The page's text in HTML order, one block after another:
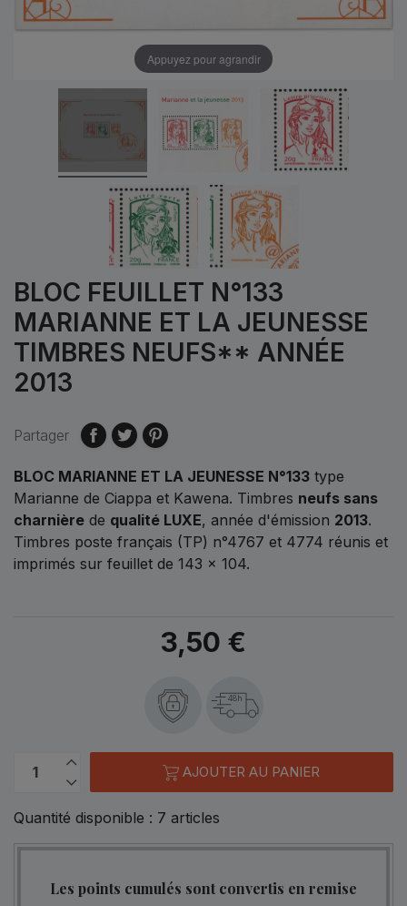
Appuyez pour agrandir
BLOC FEUILLET N°133
MARIANNE ET LA JEUNESSE
TIMBRES NEUFS** ANNÉE
2013
Partager
BLOC MARIANNE ET LA JEUNESSE N°133 type
Marianne de Ciappa et Kawena. Timbres neufs sans
charnière de qualité LUXE, année d'émission 2013.
Timbres poste français (TP) n°4767 et 4774 réunis et
imprimés sur feuillet de 143 x 104.
3,50 €
48h
AJOUTER AU PANIER
Quantité disponible : 7 articles
Les points cumulés sont convertis en remise